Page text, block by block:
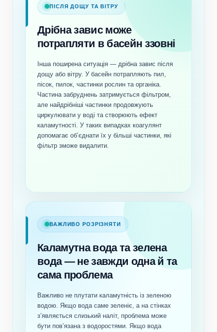
ПІСЛЯ ДОЩУ ТА ВІТРУ
Дрібна завис може
потрапляти в басейн ззовні
Інша поширена ситуація — дрібна завис після
дощу або вітру. У басейн потрапляють пил,
пісок, пилок, частинки рослин та органіка.
Частина забруднень затримується фільтром,
але найдрібніші частинки продовжують
циркулювати у воді та створюють ефект
каламутності. У таких випадках коагулянт
допомагає об’єднати їх у більші частинки, які
фільтр зможе видалити.
ВАЖЛИВО РОЗРІЗНЯТИ
Каламутна вода та зелена
вода — не завжди одна й та
сама проблема
Важливо не плутати каламутність із зеленою
водою. Якщо вода саме зеленіє, а на стінках
з’являється слизький наліт, проблема може
бути пов’язана з водоростями. Якщо вода